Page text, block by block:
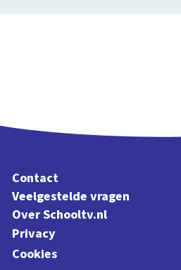
Contact
Veelgestelde vragen
Over Schooltv.nl
Privacy
Cookies